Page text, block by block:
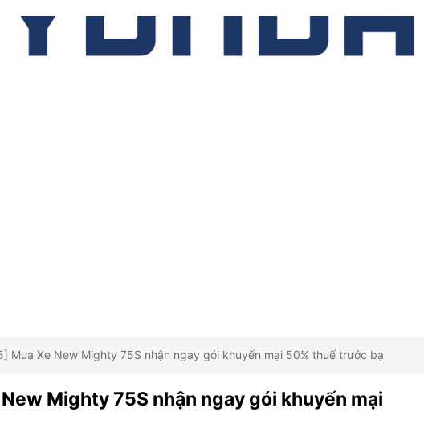
Mua Xe New Mighty 75S nhận ngay gói khuyến mại 50% thuế trước bạ
Mighty 75S nhận ngay gói khuyến mại